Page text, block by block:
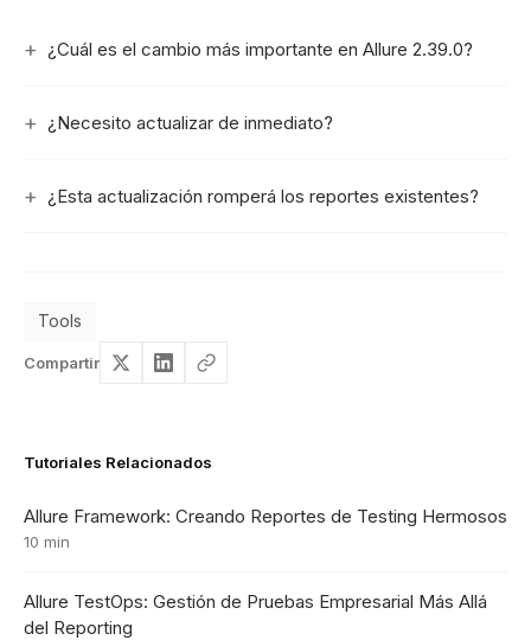
¿Cuál es el cambio más importante en Allure 2.39.0?
¿Necesito actualizar de inmediato?
¿Esta actualización romperá los reportes existentes?
Tools
Compartir
Tutoriales Relacionados
Allure Framework: Creando Reportes de Testing Hermosos
10 min
Allure TestOps: Gestión de Pruebas Empresarial Más Allá
del Reporting